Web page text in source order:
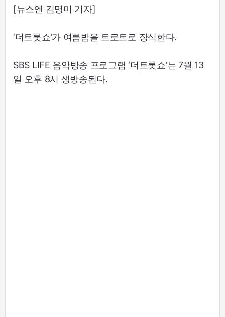
[뉴스엔 김명미 기자]
‘더트롯쇼’가 여름밤을 트로트로 장식한다.
SBS LIFE 음악방송 프로그램 ‘더트롯쇼’는 7월 13
일 오후 8시 생방송된다.